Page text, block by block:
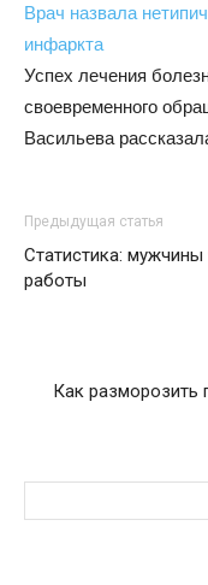
Врач назвала
инфаркта
Успех лечения
своевременного
Васильева
Предыдущая статья
Статистика: мужчины
работы
Как разморозить